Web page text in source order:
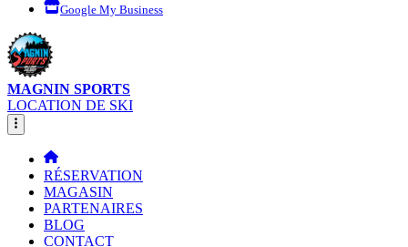
Google My Business
MAGNIN SPORTS
LOCATION DE SKI
RÉSERVATION
MAGASIN
PARTENAIRES
BLOG
CONTACT